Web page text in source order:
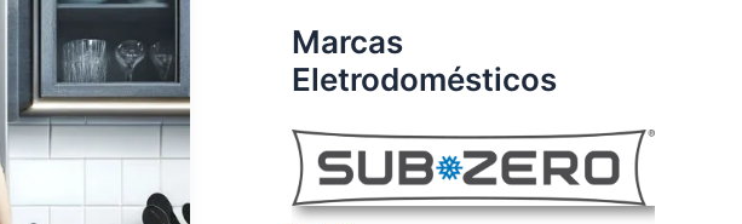
Marcas
Eletrodomésticos